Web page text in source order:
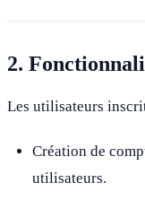
2.
Les utilisateurs
Création de
utilisateurs.